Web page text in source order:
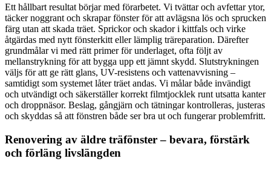
Ett hållbart resultat börjar med förarbetet. Vi tvättar och avfettar ytor,
täcker noggrant och skrapar fönster för att avlägsna lös och sprucken
färg utan att skada träet. Sprickor och skador i kittfals och virke
åtgärdas med nytt fönsterkitt eller lämplig träreparation. Därefter
grundmålar vi med rätt primer för underlaget, ofta följt av
mellanstrykning för att bygga upp ett jämnt skydd. Slutstrykningen
väljs för att ge rätt glans, UV-resistens och vattenavvisning –
samtidigt som systemet låter träet andas. Vi målar både invändigt
och utvändigt och säkerställer korrekt filmtjocklek runt utsatta kanter
och droppnäsor. Beslag, gångjärn och tätningar kontrolleras, justeras
och skyddas så att fönstren både ser bra ut och fungerar problemfritt.
Renovering av äldre träfönster – bevara, förstärk
och förläng livslängden